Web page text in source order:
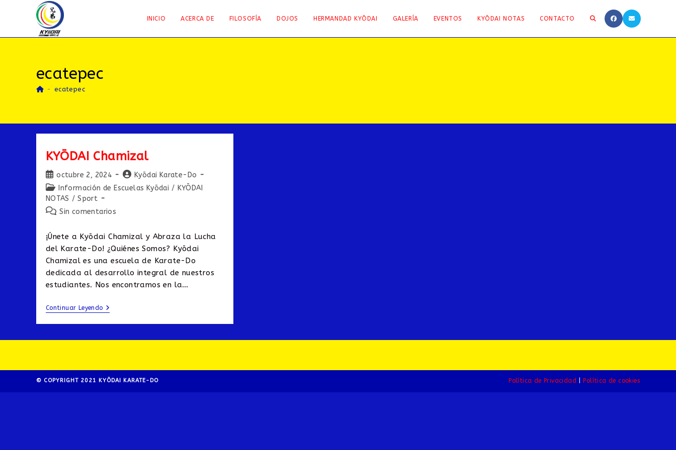
INICIO ACERCA DE FILOSOFÍA DOJOS HERMANDAD KYŌDAI GALERÍA EVENTOS KYŌDAI NOTAS CONTACTO ALTERNAR
ecatepec
- ecatepec
KYŌDAI Chamizal
Publicación
de
la
entrada:
octubre 2, 2024
Autor
de
Kyōdai Karate-Do
Categoría
de
la
Información de Escuelas Kyōdai / KYŌDAI
NOTAS / Sport
Comentarios
la
entrada:
Sin comentarios
¡Únete a Kyōdai Chamizal y Abraza la Lucha
del Karate-Do! ¿Quiénes Somos? Kyōdai
Chamizal es una escuela de Karate-Do
dedicada al desarrollo integral de nuestros
estudiantes. Nos encontramos en la…
Continuar LeyendoKYŌDAI
Chamizal
Política de Privacidad Política de cookies
© COPYRIGHT 2021 KYŌDAI KARATE-DO